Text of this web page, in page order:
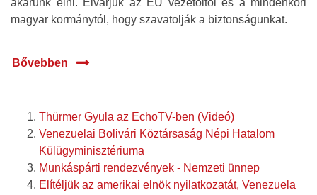
akarunk élni. Elvárjuk az EU vezetőitől és a mindenkori
magyar kormánytól, hogy szavatolják a biztonságunkat.
Bővebben
Thürmer Gyula az EchoTV-ben (Videó)
Venezuelai Bolivári Köztársaság Népi Hatalom
Külügyminisztériuma
Munkáspárti rendezvények - Nemzeti ünnep
Elítéljük az amerikai elnök nyilatkozatát, Venezuela